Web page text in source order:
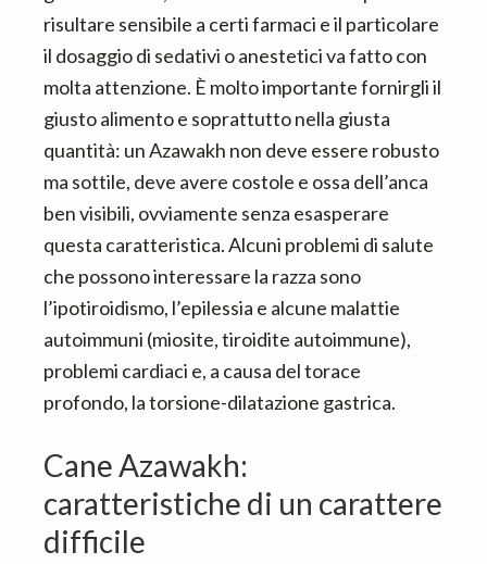
risultare sensibile a certi farmaci e il particolare
il dosaggio di sedativi o anestetici va fatto con
molta attenzione. È molto importante fornirgli il
giusto alimento e soprattutto nella giusta
quantità: un Azawakh non deve essere robusto
ma sottile, deve avere costole e ossa dell’anca
ben visibili, ovviamente senza esasperare
questa caratteristica. Alcuni problemi di salute
che possono interessare la razza sono
l’ipotiroidismo, l’epilessia e alcune malattie
autoimmuni (miosite, tiroidite autoimmune),
problemi cardiaci e, a causa del torace
profondo, la torsione-dilatazione gastrica.
Cane Azawakh:
caratteristiche di un carattere
difficile